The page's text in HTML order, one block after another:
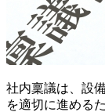
社内稟議は、設
を適切に進める